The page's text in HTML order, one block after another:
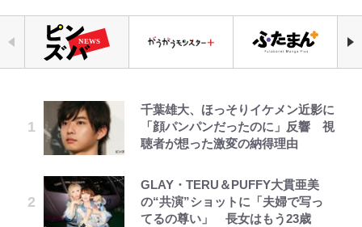
千葉雄大、ほっそりイケメン近影に
「顔パンパンだったのに」反響 視
聴者が想った激変の納得理由
GLAY・TERU＆PUFFY大貫亜美
の“共演”ショットに「夫婦で写っ
てるの尊い」 長女はもう23歳
公式-ヒロインが来る前に妊娠しま
した~詰んだはずの悪役令嬢です
が、どうやら違うようです~ 第1話
公式-冒険家になろう! ~スキルボー
ドでダンジョン攻略~ 第65話(1)
「自分の絵ごと、このジャンルはそ
ろそろ終わりかな」江口寿史が炎上
を経て樋口毅宏に語ったこと
映画『ちいかわ』入場者特典「第２
弾」がスタート！まさかの人気アイ
テムに称賛続々「豪華すぎる！」
空の轍と大地の雲と 第1回
第3回 出版までの道のり・その2
錦織一清の写真集はなぜ私服なの
か…高級ブランドをやめ等身大の自
分を表現する現在「ちゃんとおじい
藤原紀香が23年間続けるボランテ
ィア活動の原動力は…「偽善者だ」
えびめしの流儀
でっかい男になりたいゾ
【キャンプ自己啓発】増えすぎたギ
アを棚卸し！ “ウルトラライト” 目
指した「自分スタイル」再構築でわ
とは
荒々しい「火山帯」の一端にいるこ
｢なんじゃこりゃあああ！｣本田圭
佑の古巣ミラン、漆黒×蛍光レッド
の超絶クールな新サードユニに世界
ゃかっけえわ｣
浦和と千葉の首をかしげる主力放